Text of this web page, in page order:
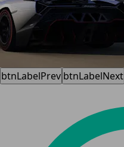
btnLabelPrev btnLabelNext